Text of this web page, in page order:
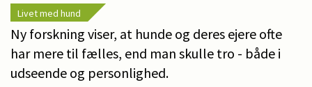
Livet med hund
Ny forskning viser, at hunde og deres ejere ofte
har mere til fælles, end man skulle tro - både i
udseende og personlighed.